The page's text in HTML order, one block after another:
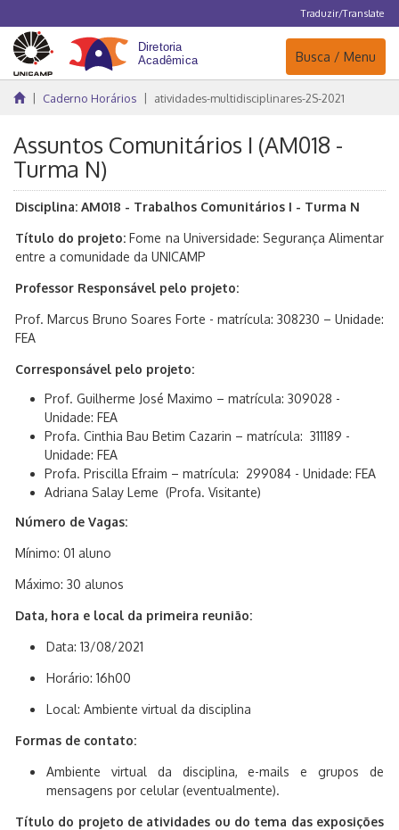
Traduzir/Translate
Navegação
Busca / Menu
Caderno Horários atividades-multidisciplinares-2S-2021
Assuntos Comunitários I (AM018 -
Turma N)
Disciplina: AM018 - Trabalhos Comunitários I - Turma N
Título do projeto:Fome na Universidade: Segurança Alimentar
entre a comunidade da UNICAMP
Professor Responsável pelo projeto:
Prof. Marcus Bruno Soares Forte - matrícula: 308230 – Unidade:
FEA
Corresponsável pelo projeto:
Prof. Guilherme José Maximo – matrícula: 309028 -
Unidade: FEA
Profa. Cinthia Bau Betim Cazarin – matrícula: 311189 -
Unidade: FEA
Profa. Priscilla Efraim – matrícula: 299084 - Unidade: FEA
Adriana Salay Leme (Profa. Visitante)
Número de Vagas:
Mínimo: 01 aluno
Máximo: 30 alunos
Data, hora e local da primeira reunião:
Data: 13/08/2021
Horário: 16h00
Local: Ambiente virtual da disciplina
Formas de contato:
Ambiente virtual da disciplina, e-mails e grupos de
mensagens por celular (eventualmente).
Título do projeto de atividades ou do tema das exposições